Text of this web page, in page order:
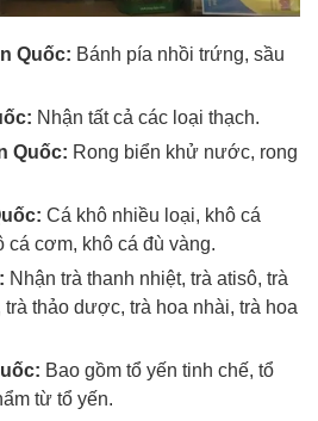
Quốc: Bánh pía nhồi trứng, sầu
Nhận tất cả các loại thạch.
Quốc: Rong biển khử nước, rong
Cá khô nhiều loại, khô cá
cá cơm, khô cá đù vàng.
Nhận trà thanh nhiệt, trà atisô, trà
trà thảo dược, trà hoa nhài, trà hoa
Bao gồm tổ yến tinh chế, tổ
từ tổ yến.